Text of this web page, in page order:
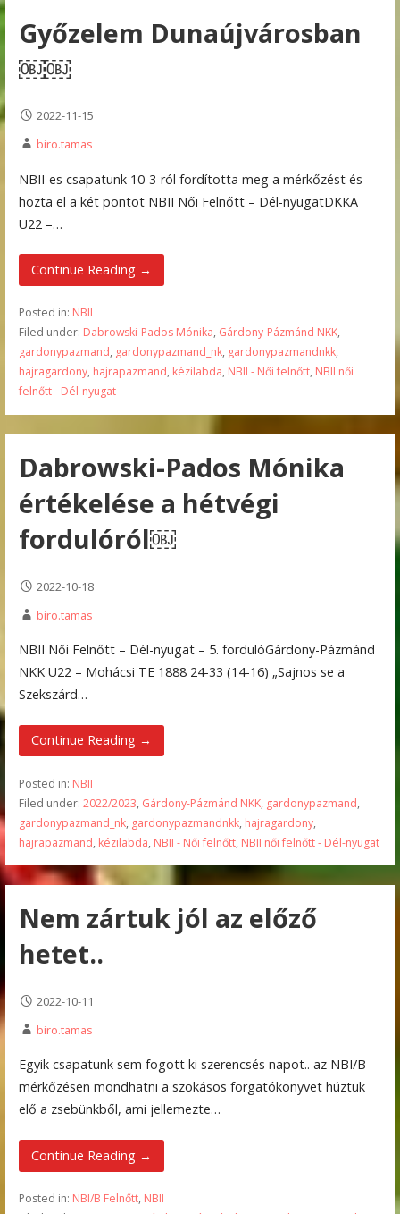
Győzelem Dunaújvárosban
￼￼
2022-11-15
biro.tamas
NBII-es csapatunk 10-3-ról fordította meg a mérkőzést és
hozta el a két pontot NBII Női Felnőtt – Dél-nyugatDKKA
U22 –…
Continue Reading →
Posted in: NBII
Filed under: Dabrowski-Pados Mónika, Gárdony-Pázmánd NKK,
gardonypazmand, gardonypazmand_nk, gardonypazmandnkk,
hajragardony, hajrapazmand, kézilabda, NBII - Női felnőtt, NBII női
felnőtt - Dél-nyugat
Dabrowski-Pados Mónika
értékelése a hétvégi
fordulóról￼
2022-10-18
biro.tamas
NBII Női Felnőtt – Dél-nyugat – 5. fordulóGárdony-Pázmánd
NKK U22 – Mohácsi TE 1888 24-33 (14-16) „Sajnos se a
Szekszárd…
Continue Reading →
Posted in: NBII
Filed under: 2022/2023, Gárdony-Pázmánd NKK, gardonypazmand,
gardonypazmand_nk, gardonypazmandnkk, hajragardony,
hajrapazmand, kézilabda, NBII - Női felnőtt, NBII női felnőtt - Dél-nyugat
Nem zártuk jól az előző
hetet..
2022-10-11
biro.tamas
Egyik csapatunk sem fogott ki szerencsés napot.. az NBI/B
mérkőzésen mondhatni a szokásos forgatókönyvet húztuk
elő a zsebünkből, ami jellemezte…
Continue Reading →
Posted in: NBI/B Felnőtt, NBII